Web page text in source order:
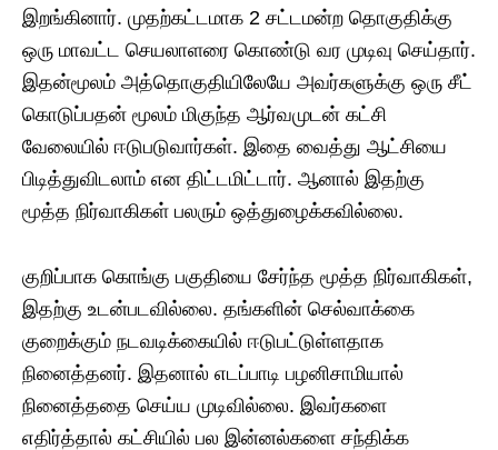
இறங்கினார். முதற்கட்டமாக 2 சட்டமன்ற தொகுதிக்கு
ஒரு மாவட்ட செயலாளரை கொண்டு வர முடிவு செய்தார்.
இதன்மூலம் அத்தொகுதியிலேயே அவர்களுக்கு ஒரு சீட்
கொடுப்பதன் மூலம் மிகுந்த ஆர்வமுடன் கட்சி
வேலையில் ஈடுபடுவார்கள். இதை வைத்து ஆட்சியை
பிடித்துவிடலாம் என திட்டமிட்டார். ஆனால் இதற்கு
மூத்த நிர்வாகிகள் பலரும் ஒத்துழைக்கவில்லை.
குறிப்பாக கொங்கு பகுதியை சேர்ந்த மூத்த நிர்வாகிகள்,
இதற்கு உடன்படவில்லை. தங்களின் செல்வாக்கை
குறைக்கும் நடவடிக்கையில் ஈடுபட்டுள்ளதாக
நினைத்தனர். இதனால் எடப்பாடி பழனிசாமியால்
நினைத்ததை செய்ய முடிவில்லை. இவர்களை
எதிர்த்தால் கட்சியில் பல இன்னல்களை சந்திக்க